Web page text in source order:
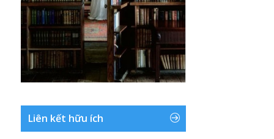
Liên kết hữu ích